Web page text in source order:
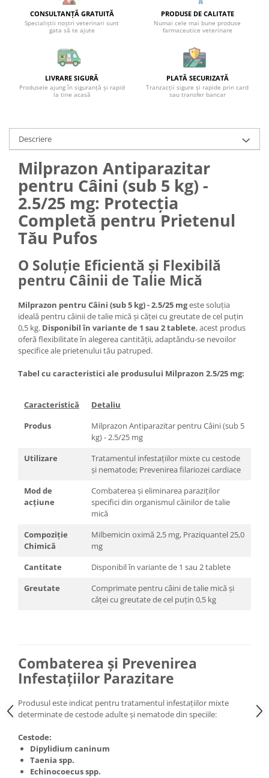
CONSULTANȚĂ GRATUITĂ
Specialiștii noștri veterinari sunt
gata să te ajute
PRODUSE DE CALITATE
Numai cele mai bune produse
farmaceutice veterinare
LIVRARE SIGURĂ
Produsele ajung în siguranță și rapid
la tine acasă
PLATĂ SECURIZATĂ
Tranzacții sigure și rapide prin card
sau transfer bancar
Descriere
Milprazon Antiparazitar
pentru Câini (sub 5 kg) -
2.5/25 mg: Protecția
Completă pentru Prietenul
Tău Pufos
O Soluție Eficientă și Flexibilă
pentru Câinii de Talie Mică
Milprazon pentru Câini (sub 5 kg) - 2.5/25 mgeste soluția
ideală pentru câinii de talie mică și căței cu greutate de cel puțin
0,5 kg. Disponibil în variante de 1 sau 2 tablete, acest produs
oferă flexibilitate în alegerea cantității, adaptându-se nevoilor
specifice ale prietenului tău patruped.
Tabel cu caracteristici ale produsului Milprazon 2.5/25 mg:
Caracteristică
Detaliu
Produs
Milprazon Antiparazitar pentru Câini (sub 5
kg) - 2.5/25 mg
Utilizare
Tratamentul infestațiilor mixte cu cestode
și nematode; Prevenirea filariozei cardiace
Mod de
acțiune
Combaterea și eliminarea paraziților
specifici din organismul câinilor de talie
mică
Compoziție
Chimică
Milbemicin oximă 2,5 mg, Praziquantel 25,0
mg
Cantitate
Disponibil în variante de 1 sau 2 tablete
Greutate
Comprimate pentru câini de talie mică și
căței cu greutate de cel puțin 0,5 kg
Combaterea și Prevenirea
Infestațiilor Parazitare
Produsul este indicat pentru tratamentul infestațiilor mixte
determinate de cestode adulte și nematode din speciile:
Cestode:
Dipylidium caninum
Taenia spp.
Echinocoecus spp.